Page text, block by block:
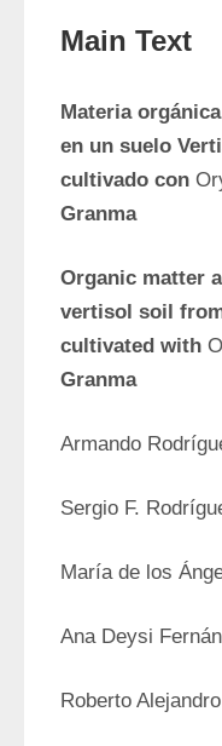
Main Text
Materia
en un suelo
cultivado con
Granma
Organic matter
vertisol soil
cultivated with
Granma
Armando
Sergio F.
María de los
Ana Deysi
Roberto